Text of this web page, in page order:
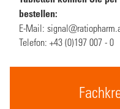
bestellen:
E-Mail:
Telefon: +43 (0)197 007 - 0